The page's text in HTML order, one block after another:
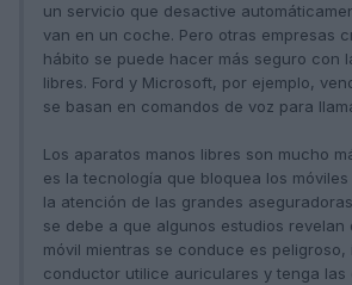
un servicio que desactive
van en un coche. Pero otras empresas
hábito se puede hacer más seguro con
libres. Ford y Microsoft, por ejemplo,
se basan en comandos de voz para
Los aparatos manos libres son mucho
es la tecnología que bloquea los
la atención de las grandes
se debe a que algunos estudios revelan
móvil mientras se conduce es
conductor utilice auriculares y tenga las